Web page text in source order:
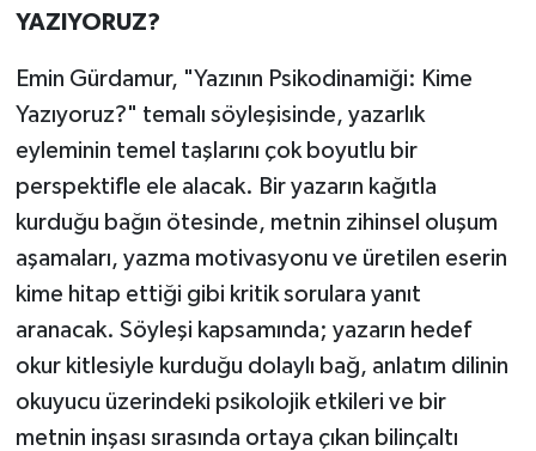
YAZIYORUZ?
Emin Gürdamur, "Yazının Psikodinamiği: Kime
Yazıyoruz?" temalı söyleşisinde, yazarlık
eyleminin temel taşlarını çok boyutlu bir
perspektifle ele alacak. Bir yazarın kağıtla
kurduğu bağın ötesinde, metnin zihinsel oluşum
aşamaları, yazma motivasyonu ve üretilen eserin
kime hitap ettiği gibi kritik sorulara yanıt
aranacak. Söyleşi kapsamında; yazarın hedef
okur kitlesiyle kurduğu dolaylı bağ, anlatım dilinin
okuyucu üzerindeki psikolojik etkileri ve bir
metnin inşası sırasında ortaya çıkan bilinçaltı